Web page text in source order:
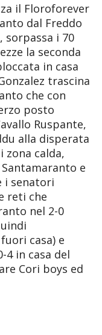
il Floroforever
dal Freddo
sorpassa i 70
la seconda
in casa
trascina
che con
posto
Ruspante,
alla disperata
calda,
e
i senatori
reti che
nel 2-0
casa) e
4 in casa del
Cori boys ed